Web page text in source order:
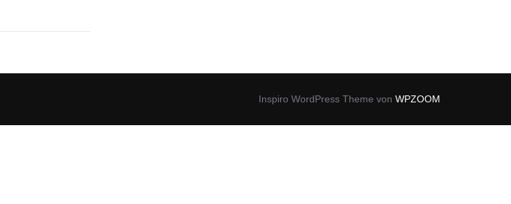
Inspiro WordPress Theme von WPZOOM